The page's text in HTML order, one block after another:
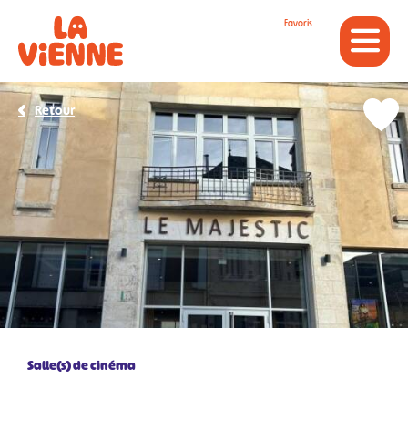
Favoris
Salle(s) de cinéma
Retour